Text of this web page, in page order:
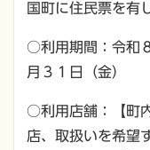
国町に住民票を有
○利用期間：令和
月３１日（金）
○利用店舗：【町
店、取扱いを希望